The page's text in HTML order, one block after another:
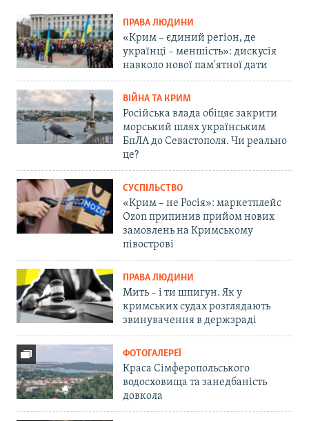
ПРАВА ЛЮДИНИ
«Крим – єдиний регіон, де
українці – меншість»: дискусія
навколо нової пам'ятної дати
ВІЙНА ТА КРИМ
Російська влада обіцяє закрити
морський шлях українським
БпЛА до Севастополя. Чи реально
це?
СУСПІЛЬСТВО
«Крим – не Росія»: маркетплейс
Ozon припинив прийом нових
замовлень на Кримському
півострові
ПРАВА ЛЮДИНИ
Мить – і ти шпигун. Як у
кримських судах розглядають
звинувачення в держзраді
ФОТОГАЛЕРЕЇ
Краса Сімферопольського
водосховища та занедбаність
довкола